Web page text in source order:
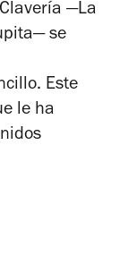
—La
se
Este
le ha